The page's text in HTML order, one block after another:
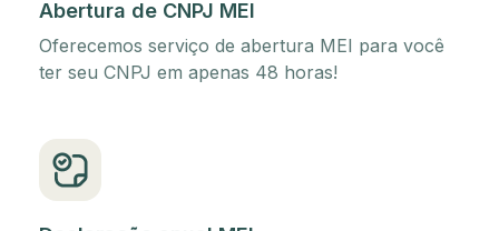
Abertura de CNPJ MEI
Oferecemos serviço de abertura MEI para você
ter seu CNPJ em apenas 48 horas!